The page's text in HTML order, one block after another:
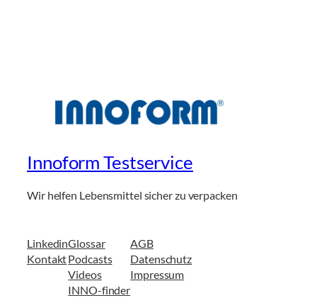
Innoform Testservice
Wir helfen Lebensmittel sicher zu verpacken
Linkedin
Kontakt
Glossar
Podcasts
Videos
INNO-finder
AGB
Datenschutz
Impressum